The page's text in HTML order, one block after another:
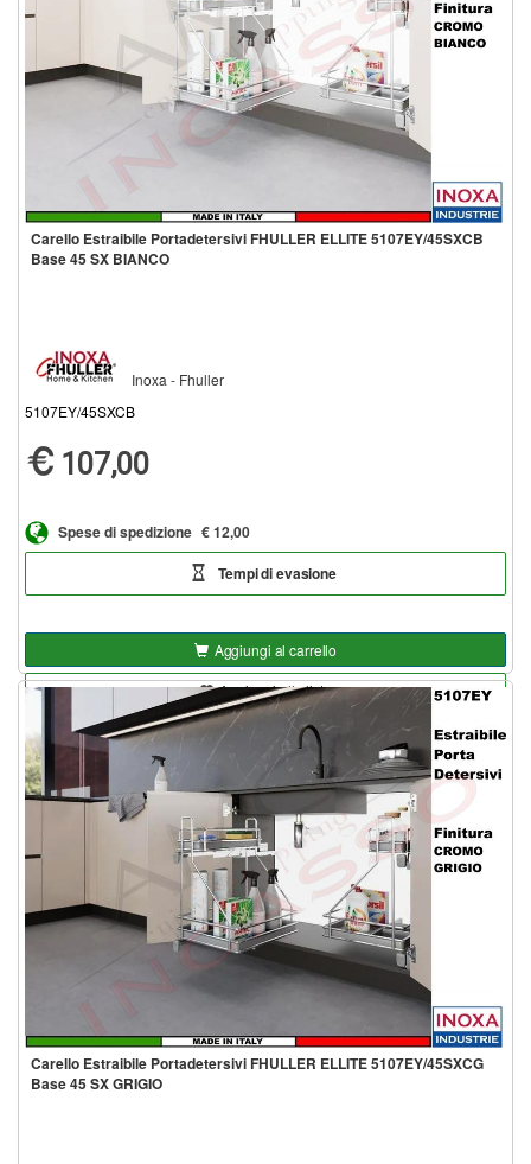
Carello Estraibile Portadetersivi FHULLER ELLITE 5107EY/45SXCB
Base 45 SX BIANCO
Inoxa - Fhuller
5107EY/45SXCB
107,00
Spese di spedizione € 12,00
Tempi di evasione
Aggiungi al carrello
Aggiungi alla lista
Carello Estraibile Portadetersivi FHULLER ELLITE 5107EY/45SXCG
Base 45 SX GRIGIO